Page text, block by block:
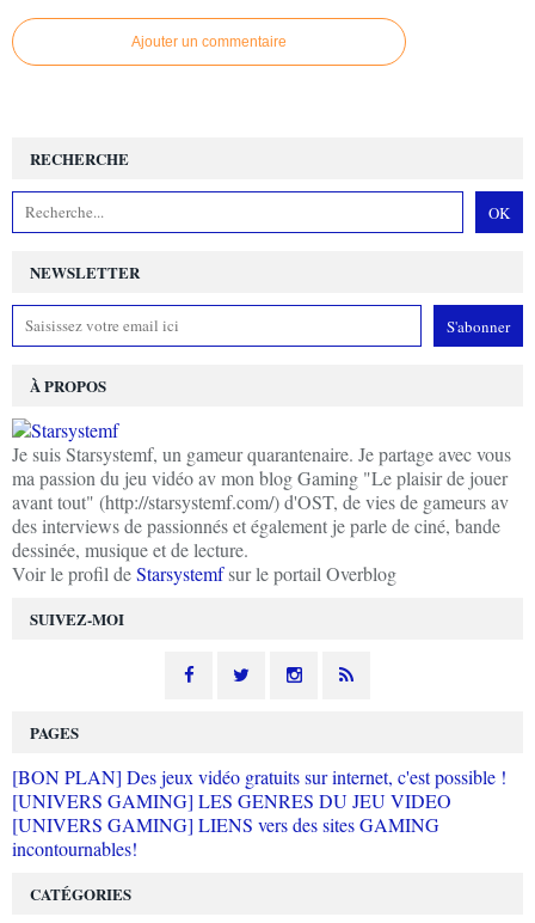
Ajouter un commentaire
NEWSLETTER
SUIVEZ-MOI
RECHERCHE
À PROPOS
Je suis Starsystemf, un gameur quarantenaire. Je partage avec vous
ma passion du jeu vidéo av mon blog Gaming "Le plaisir de jouer
avant tout" (http://starsystemf.com/) d'OST, de vies de gameurs av
des interviews de passionnés et également je parle de ciné, bande
dessinée, musique et de lecture.
Voir le profil deStarsystemfsur le portail Overblog
PAGES
[BON PLAN] Des jeux vidéo gratuits sur internet, c'est possible !
[UNIVERS GAMING] LES GENRES DU JEU VIDEO
[UNIVERS GAMING] LIENS vers des sites GAMING
incontournables!
CATÉGORIES